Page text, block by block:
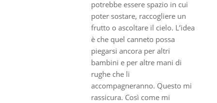
potrebbe essere spazio in cui
poter sostare, raccogliere un
frutto o ascoltare il cielo. L’idea
è che quel canneto possa
piegarsi ancora per altri
bambini e per altre mani di
rughe che li
accompagneranno. Questo mi
rassicura. Così come mi